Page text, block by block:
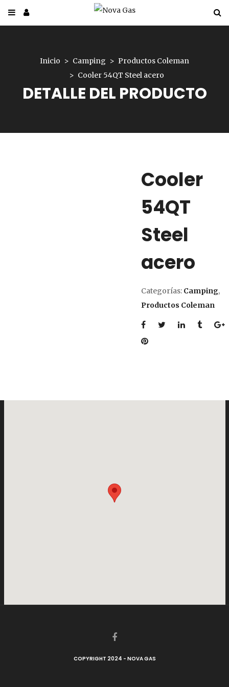
Inicio Camping
Productos Coleman
Cooler 54QT Steel acero
DETALLE DEL PRODUCTO
Cooler
54QT
Steel
acero
Categorías: Camping,
Productos Coleman
COPYRIGHT 2024 - NOVA GAS